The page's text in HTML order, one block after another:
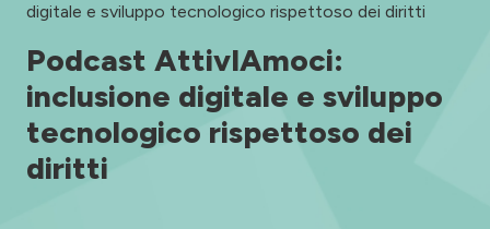
digitale e sviluppo tecnologico rispettoso dei diritti
Podcast AttivIAmoci:
inclusione digitale e sviluppo
tecnologico rispettoso dei
diritti